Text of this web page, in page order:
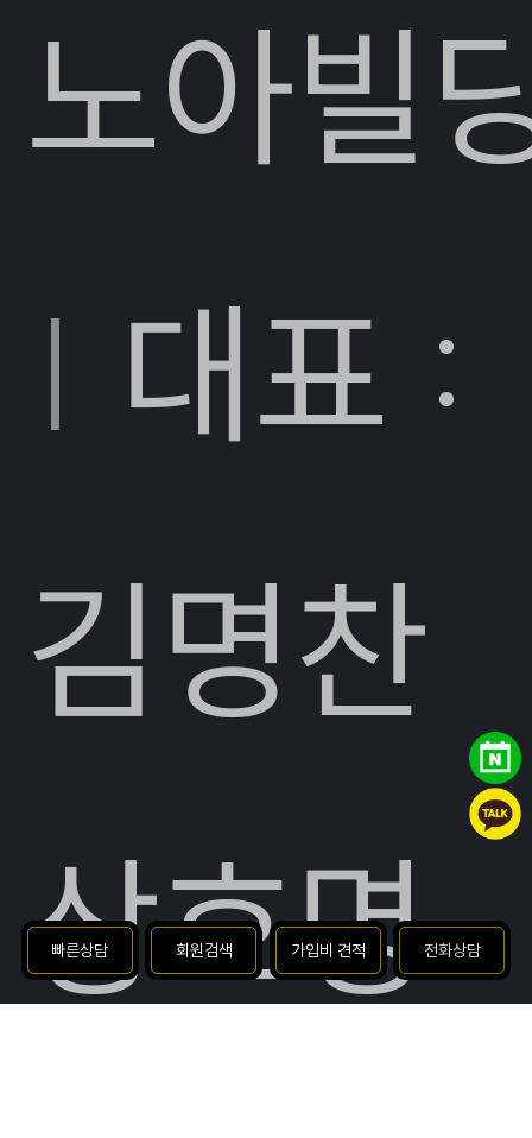
노아빌
| 대표 :
김명찬
상호명
빠른상담 회원검색 가입비 견적 전화상담